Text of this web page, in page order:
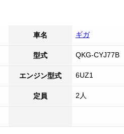
車名 ギガ
型式 QKG-CYJ77B
エンジン型式 6UZ1
定員 2人